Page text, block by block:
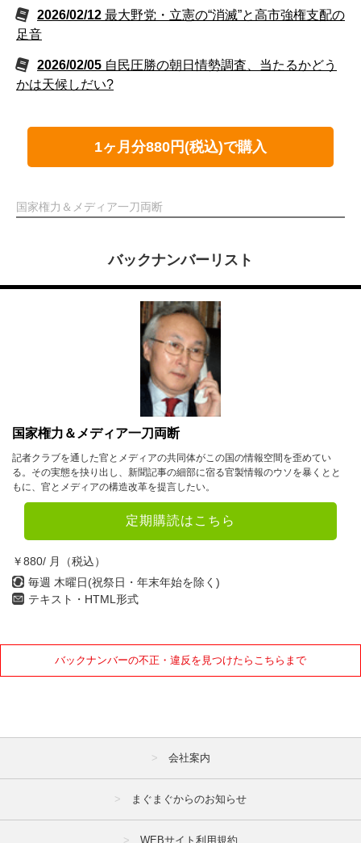
2026/02/12 最大野党・立憲の“消滅”と高市強権支配の
足音
2026/02/05 自民圧勝の朝日情勢調査、当たるかどう
かは天候しだい?
1ヶ月分880円(税込)で購入
国家権力＆メディア一刀両断
バックナンバーリスト
国家権力＆メディア一刀両断
記者クラブを通した官とメディアの共同体がこの国の情報空間を歪めてい
る。その実態を抉り出し、新聞記事の細部に宿る官製情報のウソを暴くとと
もに、官とメディアの構造改革を提言したい。
定期購読はこちら
￥880/ 月（税込）
毎週 木曜日(祝祭日・年末年始を除く)
テキスト・HTML形式
バックナンバーの不正・違反を見つけたらこちらまで
会社案内
まぐまぐからのお知らせ
WEBサイト利用規約